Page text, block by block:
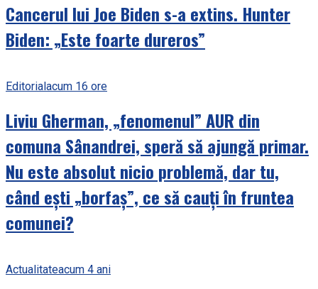
Cancerul lui Joe Biden s-a extins. Hunter
Biden: „Este foarte dureros”
Editorialacum 16 ore
Liviu Gherman, „fenomenul” AUR din
comuna Sânandrei, speră să ajungă primar.
Nu este absolut nicio problemă, dar tu,
când ești „borfaș”, ce să cauți în fruntea
comunei?
Actualitateacum 4 ani